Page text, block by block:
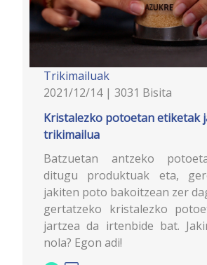
Trikimailuak
2021/12/14 | 3031 Bisita
Kristalezko potoetan etiketak
trikimailua
Batzuetan antzeko
ditugu produktuak eta,
jakiten poto bakoitzean zer
gertatzeko kristalezko
jartzea da irtenbide bat.
nola? Egon adi!